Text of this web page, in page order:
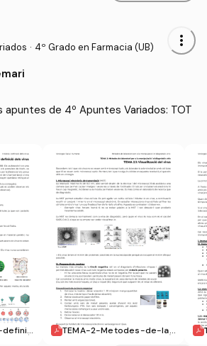
· 4º Grado en Farmacia (UB) more_vert
apuntes de 4º Apuntes Variados: TOT
definic
TEMA-2-Metodes-de-lab